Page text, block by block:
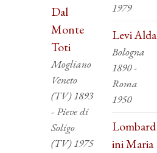
Dal
Monte
Toti
Mogliano
Veneto
(TV) 1893
- Pieve di
Soligo
(TV) 1975
1979
Levi Alda
Bologna
1890 -
Roma
1950
Lombard
ini Maria